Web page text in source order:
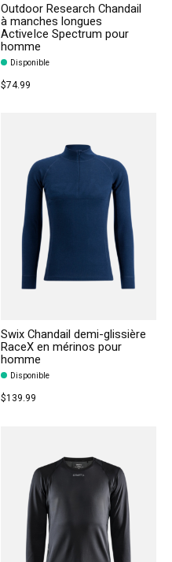
Outdoor Research Chandail
à manches longues
ActiveIce Spectrum pour
homme
Disponible
$74.99
Swix Chandail demi-glissière
RaceX en mérinos pour
homme
Disponible
$139.99